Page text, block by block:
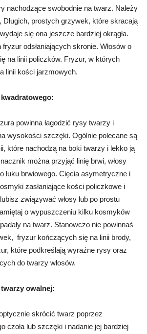
nachodzące swobodnie na twarz. Należy
Długich, prostych grzywek, które skracają
się ona jeszcze bardziej okrągła.
odsłaniających skronie. Włosów o
na linii policzków. Fryzur, w których
linii kości jarzmowych.
powinna łagodzić rysy twarzy i
wysokości szczęki. Ogólnie polecane są
które nachodzą na boki twarzy i lekko ją
można przyjąć linię brwi, włosy
łuku brwiowego. Cięcia asymetryczne i
zasłaniające kości policzkowe i
związywać włosy lub po prostu
o wypuszczeniu kilku kosmyków
na twarz. Stanowczo nie powinnaś
fryzur kończących się na linii brody,
które podkreślają wyraźne rysy oraz
do twarzy włosów.
owalnej:
skrócić twarz poprzez
czoła lub szczęki i nadanie jej bardziej